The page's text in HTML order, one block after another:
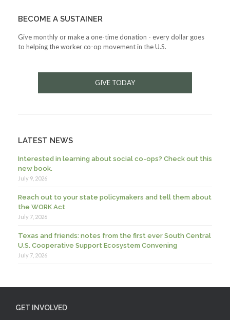
BECOME A SUSTAINER
Give monthly or make a one-time donation - every dollar goes
to helping the worker co-op movement in the U.S.
GIVE TODAY
LATEST NEWS
Interested in learning about social co-ops? Check out this
new book.
July 9, 2026
Reach out to your state policymakers and tell them about
the WORK Act
July 7, 2026
Texas and friends: notes from the first ever South Central
U.S. Cooperative Support Ecosystem Convening
July 7, 2026
GET INVOLVED